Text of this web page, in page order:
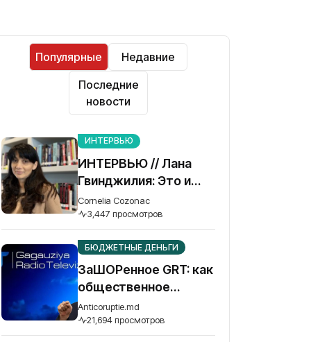
Популярные
Недавние
Последние
новости
ИНТЕРВЬЮ
ИНТЕРВЬЮ // Лана
Гвинджилия: Это и
наша война. Без
победы Украины
Грузия не спасется
Cornelia Cozonac
3,447 просмотров
БЮДЖЕТНЫЕ ДЕНЬГИ
ЗаШОРенное GRT: как
общественное
телевидение Гагаузии
превратилось в рупор
осужденного
Anticoruptie.md
21,694 просмотров